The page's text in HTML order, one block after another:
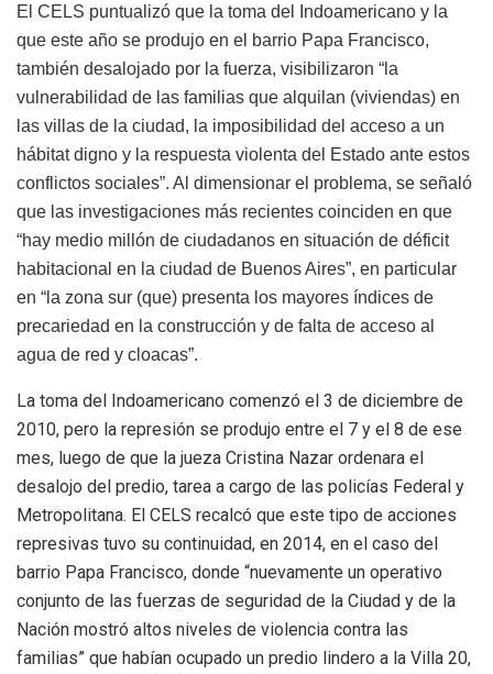
El CELS puntualizó que la toma del Indoamericano y la
que este año se produjo en el barrio Papa Francisco,
también desalojado por la fuerza, visibilizaron “la
vulnerabilidad de las familias que alquilan (viviendas) en
las villas de la ciudad, la imposibilidad del acceso a un
hábitat digno y la respuesta violenta del Estado ante estos
conflictos sociales”. Al dimensionar el problema, se señaló
que las investigaciones más recientes coinciden en que
“hay medio millón de ciudadanos en situación de déficit
habitacional en la ciudad de Buenos Aires”, en particular
en “la zona sur (que) presenta los mayores índices de
precariedad en la construcción y de falta de acceso al
agua de red y cloacas”.
La toma del Indoamericano comenzó el 3 de diciembre de
2010, pero la represión se produjo entre el 7 y el 8 de ese
mes, luego de que la jueza Cristina Nazar ordenara el
desalojo del predio, tarea a cargo de las policías Federal y
Metropolitana. El CELS recalcó que este tipo de acciones
represivas tuvo su continuidad, en 2014, en el caso del
barrio Papa Francisco, donde “nuevamente un operativo
conjunto de las fuerzas de seguridad de la Ciudad y de la
Nación mostró altos niveles de violencia contra las
familias” que habían ocupado un predio lindero a la Villa 20,